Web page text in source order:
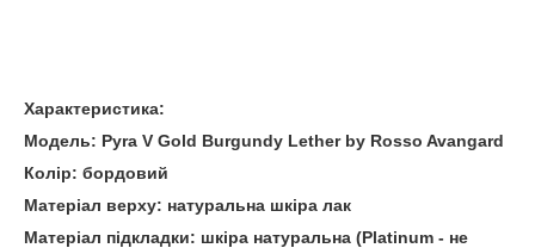
Характеристика:
Модель: Pyra V Gold Burgundy Lether by Rosso Avangard
Колір: бордовий
Матеріал верху: натуральна шкіра лак
Матеріал підкладки: шкіра натуральна (Platinum - не